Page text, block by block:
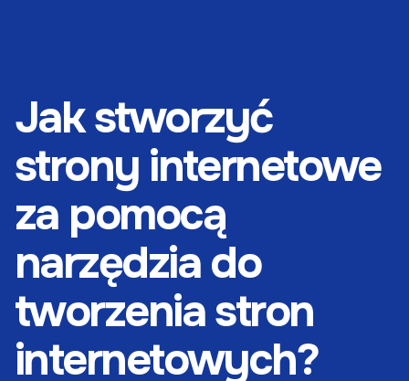
Jak stworzyć
strony internetowe
za pomocą
narzędzia do
tworzenia stron
internetowych?